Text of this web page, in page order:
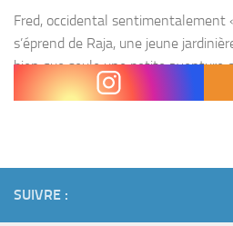
Fred, occidental sentimentalement
s’éprend de Raja, une jeune
bien que seule une petite aventure
l’intéresse. Méfiante, elle se refuse à
SUIVRE :